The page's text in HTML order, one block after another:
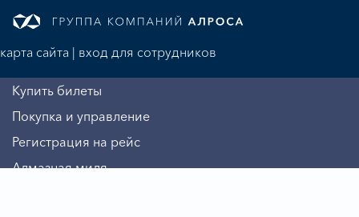
карта сайта | вход для сотрудников
Купить билеты
Покупка и управление
Регистрация на рейс
Алмазная миля